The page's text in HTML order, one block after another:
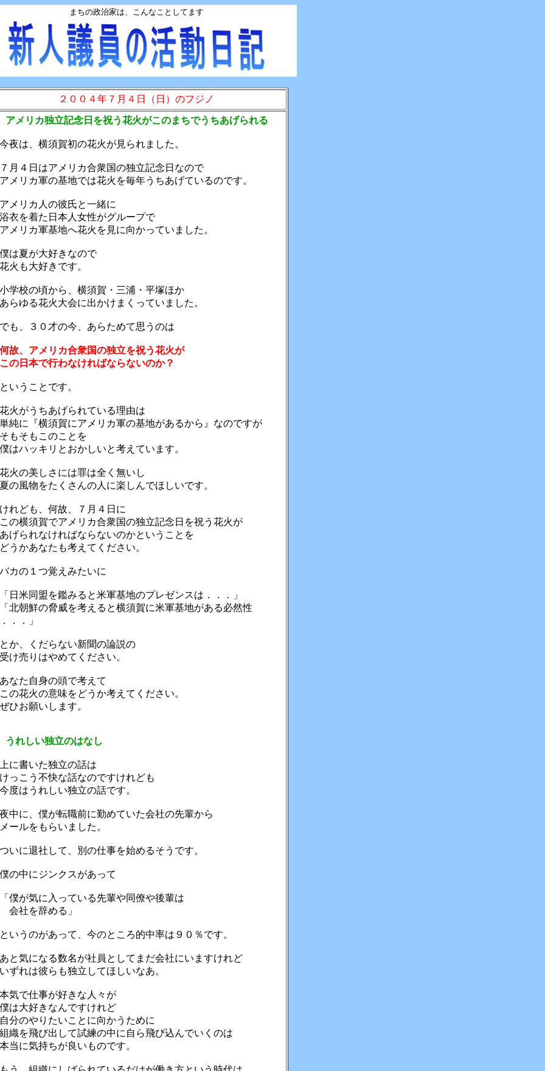
まちの政治家は、こんなことしてます
２００４年７月４日（日）のフジノ
メリカ独立記念日を祝う花火がこのまちでうちあげられる
夜は、横須賀初の花火が見られました。
月４日はアメリカ合衆国の独立記念日なので
メリカ軍の基地では花火を毎年うちあげているのです。
メリカ人の彼氏と一緒に
衣を着た日本人女性がグループで
メリカ軍基地へ花火を見に向かっていました。
は夏が大好きなので
火も大好きです。
学校の頃から、横須賀・三浦・平塚ほか
らゆる花火大会に出かけまくっていました。
も、３０才の今、あらためて思うのは
何故、アメリカ合衆国の独立を祝う花火が
の日本で行わなければならないのか？
いうことです。
火がうちあげられている理由は
純に『横須賀にアメリカ軍の基地があるから』なのですが
もそもこのことを
はハッキリとおかしいと考えています。
火の美しさには罪は全く無いし
の風物をたくさんの人に楽しんでほしいです。
れども、何故、７月４日に
の横須賀でアメリカ合衆国の独立記念日を祝う花火が
げられなければならないのかということを
うかあなたも考えてください。
カの１つ覚えみたいに
日米同盟を鑑みると米軍基地のプレゼンスは．．．」
北朝鮮の脅威を考えると横須賀に米軍基地がある必然性
．．」
か、くだらない新聞の論説の
け売りはやめてください。
なた自身の頭で考えて
の花火の意味をどうか考えてください。
ひお願いします。
れしい独立のはなし
に書いた独立の話は
っこう不快な話なのですけれども
度はうれしい独立の話です。
中に、僕が転職前に勤めていた会社の先輩から
ールをもらいました。
いに退社して、別の仕事を始めるそうです。
の中にジンクスがあって
僕が気に入っている先輩や同僚や後輩は
社を辞める」
いうのがあって、今のところ的中率は９０％です。
と気になる数名が社員としてまだ会社にいますけれど
ずれは彼らも独立してほしいなあ。
気で仕事が好きな人々が
は大好きなんですけれど
分のやりたいことに向かうために
織を飛び出して試練の中に自ら飛び込んでいくのは
当に気持ちが良いものです。